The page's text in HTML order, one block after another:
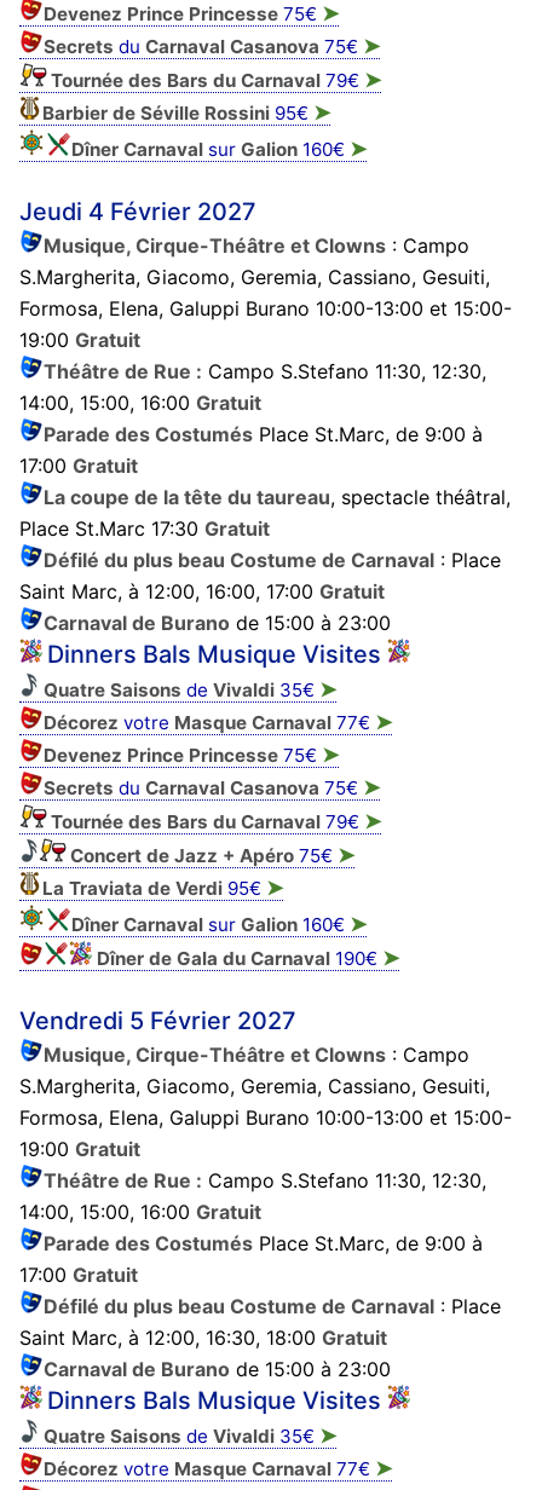
Devenez Prince Princesse75€ ➤
Secrets du Carnaval Casanova 75€ ➤
Tournée des Bars du Carnaval79€ ➤
Barbier de Séville Rossini95€ ➤
Dîner Carnavalsur Galion160€ ➤
Jeudi 4 Février 2027
Musique, Cirque-Théâtre et Clowns: Campo
S.Margherita, Giacomo, Geremia, Cassiano, Gesuiti,
Formosa, Elena, Galuppi Burano 10:00-13:00 et 15:00-
19:00 Gratuit
Théâtre de Rue : Campo S.Stefano 11:30, 12:30,
14:00, 15:00, 16:00 Gratuit
Parade des CostumésPlace St.Marc, de 9:00 à
17:00 Gratuit
La coupe de la tête du taureau, spectacle théâtral,
Place St.Marc 17:30 Gratuit
Défilé du plus beau Costume de Carnaval: Place
Saint Marc, à 12:00, 16:00, 17:00 Gratuit
Carnaval de Buranode 15:00 à 23:00
Dinners Bals Musique Visites
Quatre Saisons de Vivaldi35€ ➤
Décorez votre Masque Carnaval77€ ➤
Devenez Prince Princesse75€ ➤
Secrets du Carnaval Casanova 75€ ➤
Tournée des Bars du Carnaval79€ ➤
Concert de Jazz + Apéro75€ ➤
La Traviata de Verdi95€ ➤
Dîner Carnavalsur Galion160€ ➤
Dîner de Gala du Carnaval190€ ➤
Vendredi 5 Février 2027
Musique, Cirque-Théâtre et Clowns: Campo
S.Margherita, Giacomo, Geremia, Cassiano, Gesuiti,
Formosa, Elena, Galuppi Burano 10:00-13:00 et 15:00-
19:00 Gratuit
Théâtre de Rue : Campo S.Stefano 11:30, 12:30,
14:00, 15:00, 16:00 Gratuit
Parade des CostumésPlace St.Marc, de 9:00 à
17:00 Gratuit
Défilé du plus beau Costume de Carnaval: Place
Saint Marc, à 12:00, 16:30, 18:00 Gratuit
Carnaval de Buranode 15:00 à 23:00
Dinners Bals Musique Visites
Quatre Saisons de Vivaldi35€ ➤
Décorez votre Masque Carnaval77€ ➤